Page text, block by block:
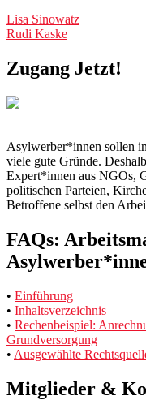
Post
navigation
Lisa Sinowatz
Rudi Kaske
Zugang Jetzt!
Asylwerber*innen sollen
viele gute Gründe.
Expert*innen aus NGOs,
politischen Parteien,
Betroffene selbst den
FAQs:
• Einführung
• Inhaltsverzeichnis
• Rechenbeispiel:
Grundversorgung
• Ausgewählte
Mitglieder &